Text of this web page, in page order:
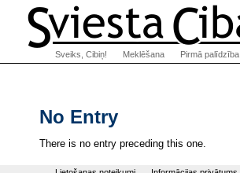
No Entry
There is no entry preceding this one.
Sveiks, Cibiņ! Meklēšana Pirmā palīdzība